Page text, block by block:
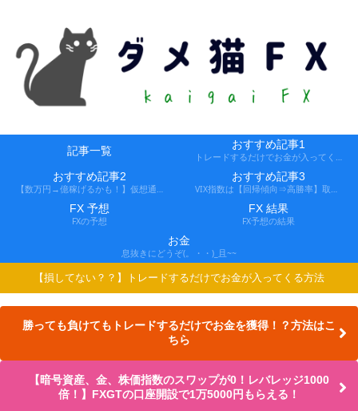
記事一覧 おすすめ記事1
おすすめ記事2 おすすめ記事3
FX 予想
FXの予想
FX 結果
FX予想の結果
お金
息抜きにどうぞ(。・・)_且~~
【損してない？？】トレードするだけでお金が入ってくる方法
勝っても負けてもトレードするだけでお金を獲得！？方法はこ
ちら
【暗号資産、金、株価指数のスワップが0！レバレッジ1000
倍！】FXGTの口座開設で1万5000円もらえる！